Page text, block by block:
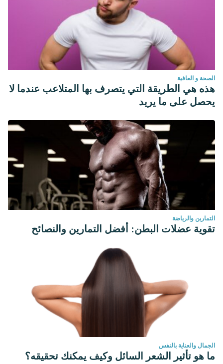
الصحة و العافية
هذه هي الطريقة التي يتصرف بها المتلاعب عندما لا
يحصل على ما يريد
التمارين والرياضة
تقوية عضلات البطن: أفضل التمارين والنصائح
الجمال والعناية بالنفس
ما هو تأثير الشعر السائل وكيف يمكنك تحقيقه؟